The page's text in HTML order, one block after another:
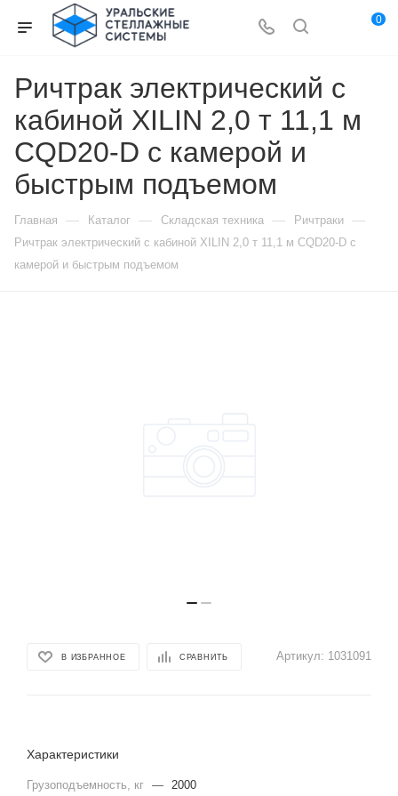
0
Ричтрак электрический с
кабиной XILIN 2,0 т 11,1 м
CQD20-D с камерой и
быстрым подъемом
Главная — Каталог — Складская техника — Ричтраки —
Ричтрак электрический с кабиной XILIN 2,0 т 11,1 м CQD20-D с
камерой и быстрым подъемом
В ИЗБРАННОЕ СРАВНИТЬ Артикул: 1031091
Характеристики
Грузоподъемность, кг — 2000